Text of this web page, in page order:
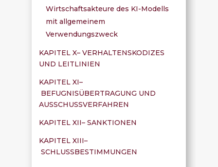
Wirtschaftsakteure des KI-Modells
mit allgemeinem
Verwendungszweck
KAPITEL X– VERHALTENSKODIZES
UND LEITLINIEN
KAPITEL XI–
BEFUGNISÜBERTRAGUNG UND
AUSSCHUSSVERFAHREN
KAPITEL XII– SANKTIONEN
KAPITEL XIII–
SCHLUSSBESTIMMUNGEN